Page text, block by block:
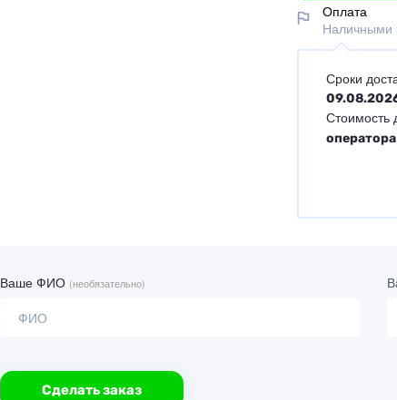
Оплата
Наличными
Сроки
Стоимость
оператора
Ваше ФИО (необязательно)
Сделать заказ